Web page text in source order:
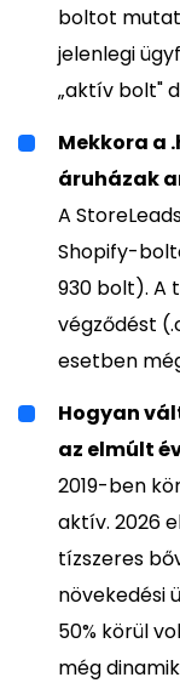
boltot mutat
jelenlegi
„aktív bolt"
Mekkora a
áruházak
A
Shopify-
930 bolt). A
végződést
esetben
Hogyan
az elmúlt
2019-ben
aktív. 2026
tízszeres
növekedési
50% körül
még